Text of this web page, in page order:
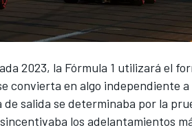
2023, la Fórmula 1 utilizará el
convierta en algo independiente
salida se determinaba por la
los adelantamientos